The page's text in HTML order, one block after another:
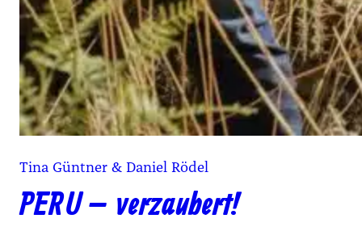
Tina Güntner & Daniel Rödel
PERU – verzaubert!